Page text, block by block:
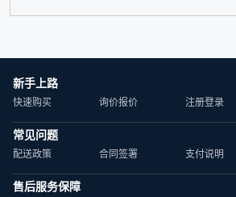
新手上路
快速购买 询价报价 注册登录
常见问题
配送政策 合同签署 支付说明
售后服务保障